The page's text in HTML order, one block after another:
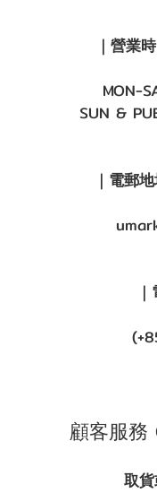
｜營業
MON-
SUN &
｜電郵
顧客服
取